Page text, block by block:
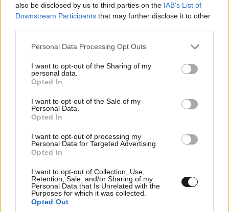
also be disclosed by us to third parties on the IAB’s List of
Downstream Participants that may further disclose it to other
Please note that this website/app uses one or more Google
not limited to your visit or usage behaviour. You may click to
grant or deny consent to Google and its third-party tags to
use your data for below specified purposes in below Google
consent section.
Personal Data Processing Opt Outs
I want to opt-out of the Sharing of my
personal data.
Opted In
I want to opt-out of the Sale of my
Personal Data.
Opted In
I want to opt-out of processing my
Personal Data for Targeted Advertising.
Opted In
I want to opt-out of Collection, Use,
Retention, Sale, and/or Sharing of my
Personal Data that Is Unrelated with the
Purposes for which it was collected.
Opted Out
ΠΡΟΣΘΕΣΤΕ ΤΟ ΣΧΟΛΙΟ ΣΑΣ